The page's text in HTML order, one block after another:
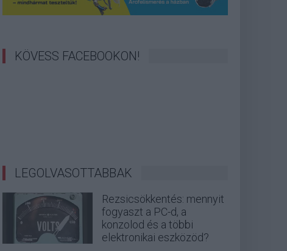
KÖVESS FACEBOOKON!
LEGOLVASOTTABBAK
Rezsicsökkentés: mennyit
fogyaszt a PC-d, a
konzolod és a többi
elektronikai eszközöd?